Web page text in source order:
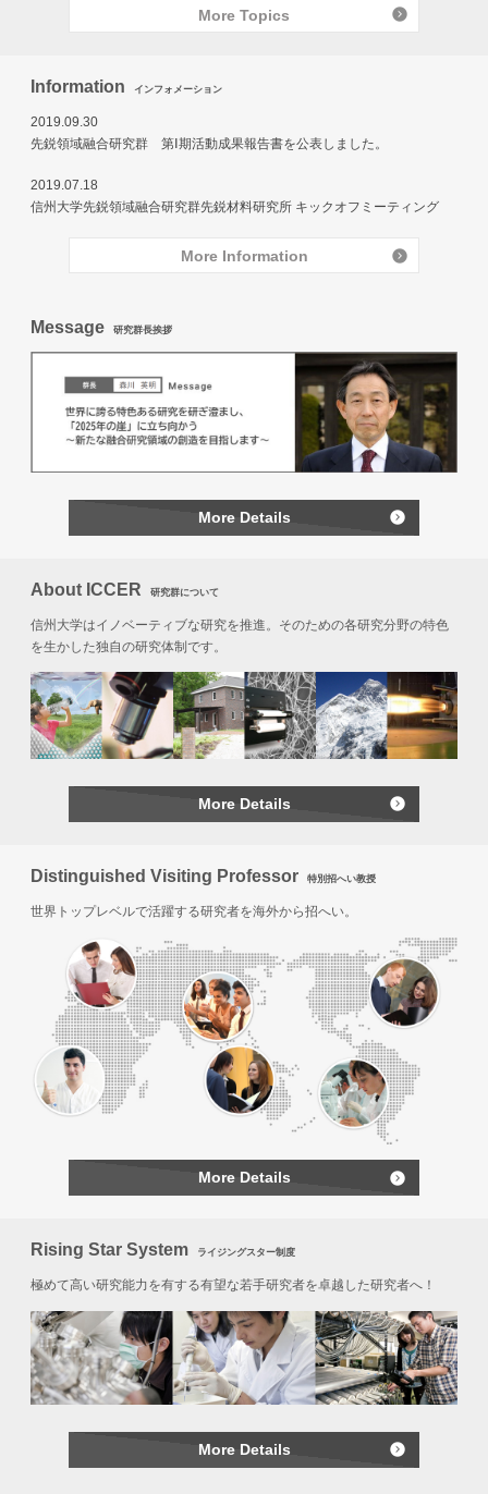
More Topics
Information インフォメーション
2019.09.30
先鋭領域融合研究群 第Ⅰ期活動成果報告書を公表しました。
2019.07.18
信州大学先鋭領域融合研究群先鋭材料研究所 キックオフミーティング
More Information
Message 研究群長挨拶
More Details
About ICCER 研究群について
信州大学はイノベーティブな研究を推進。そのための各研究分野の特色
を生かした独自の研究体制です。
More Details
Distinguished Visiting Professor 特別招へい教授
世界トップレベルで活躍する研究者を海外から招へい。
More Details
Rising Star System ライジングスター制度
極めて高い研究能力を有する有望な若手研究者を卓越した研究者へ！
More Details